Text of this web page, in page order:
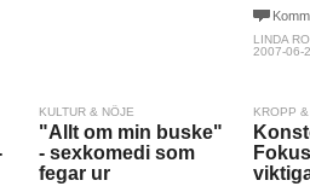
LINDA
2007-06-
KULTUR & NÖJE
"Allt om min buske"
- sexkomedi som
fegar ur
KROPP